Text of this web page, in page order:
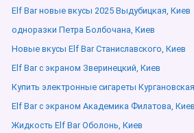
Elf Bar новые вкусы 2025 Выдубицкая, Киев
одноразки Петра Болбочана, Киев
Новые вкусы Elf Bar Станиславского, Киев
Elf Bar с экраном Зверинецкий, Киев
Купить электронные сигареты
Elf Bar с экраном Академика Филатова, Киев
Жидкость Elf Bar Оболонь, Киев